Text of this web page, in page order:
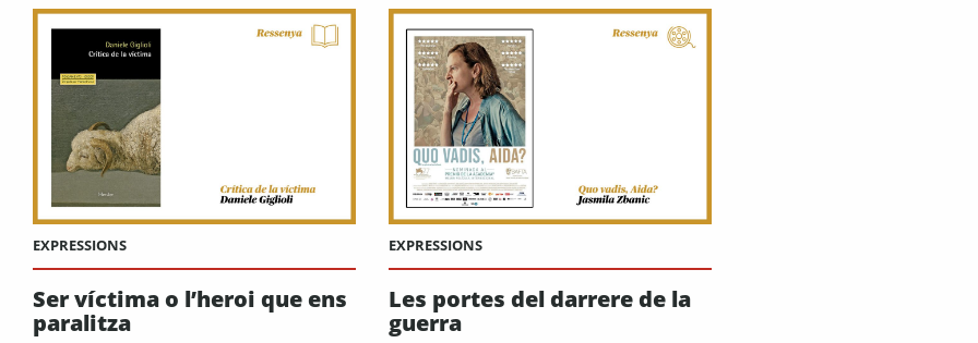
EXPRESSIONS
Ser víctima o l’heroi que ens
paralitza
EXPRESSIONS
Les portes del darrere de la
guerra